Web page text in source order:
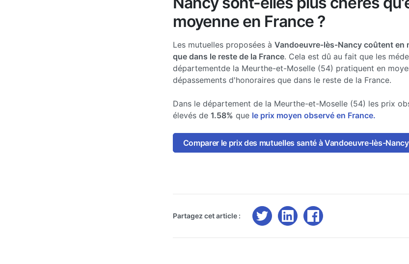
moyenne en France ?
Les mutuelles proposées à Vandoeuvre-lès-Nancy coûtent en
que dans le reste de la France. Cela est dû au fait que les
départementde la Meurthe-et-Moselle (54) pratiquent en
dépassements d'honoraires que dans le reste de la France.
Dans le département de la Meurthe-et-Moselle (54) les prix
élevés de 1.58% que le prix moyen observé en France.
Comparer le prix des mutuelles santé à Vandoeuvre-lès-Nancy
Partagez cet article :